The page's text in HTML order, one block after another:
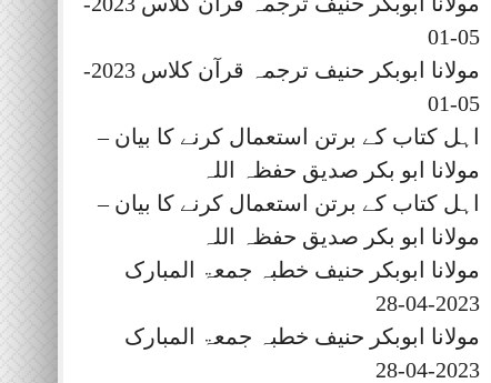
05-01
مولانا ابوبکر حنیف ترجمہ قرآن کلاس 2023-
05-01
اہل کتاب کے برتن استعمال کرنے کا بیان –
مولانا ابو بکر صدیق حفظہ اللہ
اہل کتاب کے برتن استعمال کرنے کا بیان –
مولانا ابو بکر صدیق حفظہ اللہ
مولانا ابوبکر حنیف خطبہ جمعۃ المبارک
2023-04-28
مولانا ابوبکر حنیف خطبہ جمعۃ المبارک
2023-04-28